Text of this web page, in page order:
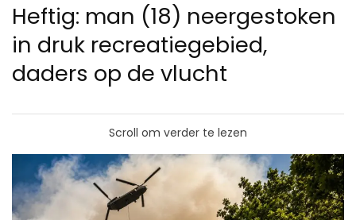
Heftig: man (18) neergestoken
in druk recreatiegebied,
daders op de vlucht
Scroll om verder te lezen